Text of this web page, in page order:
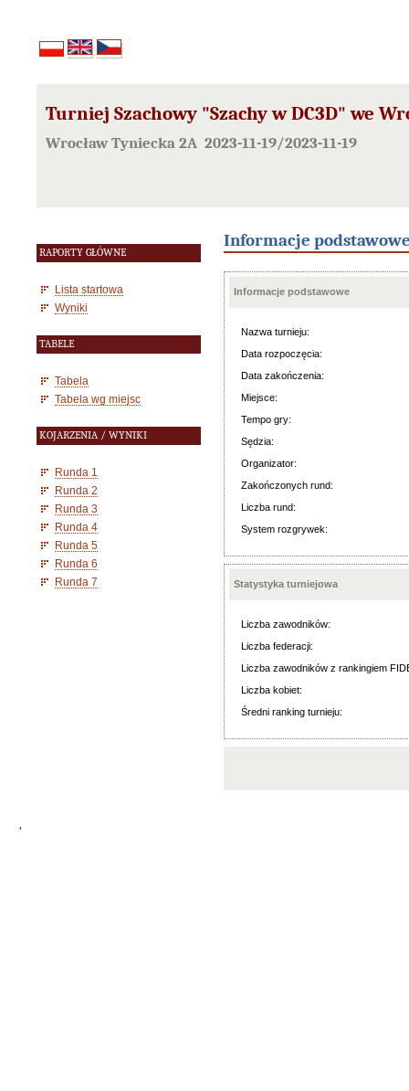
Turniej Szachowy "Szachy w DC3D" we
Wrocław Tyniecka 2A 2023-11-19/2023-11-19
RAPORTY GŁÓWNE
Lista startowa
Wyniki
TABELE
Tabela
Tabela wg miejsc
KOJARZENIA / WYNIKI
Runda 1
Runda 2
Runda 3
Runda 4
Runda 5
Runda 6
Runda 7
Informacje
Informacje podstawowe
Nazwa turnieju:
Data rozpoczęcia:
Data zakończenia:
Miejsce:
Tempo gry:
Sędzia:
Organizator:
Zakończonych rund:
Liczba rund:
System rozgrywek:
Statystyka turniejowa
Liczba zawodników:
Liczba federacji:
Liczba zawodników z rankingiem
Liczba kobiet:
Średni ranking turnieju:
'